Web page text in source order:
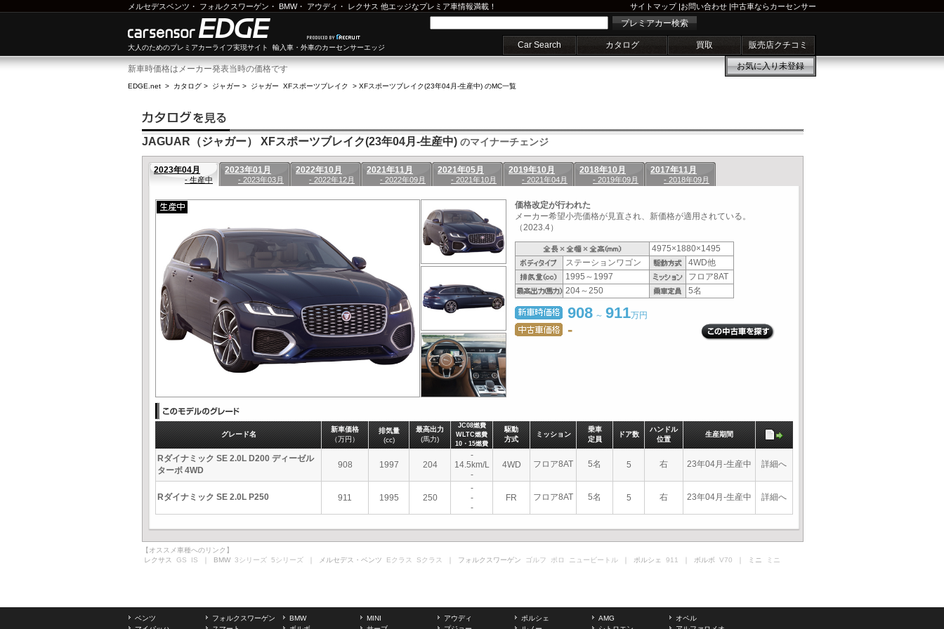
メルセデスベンツ ・ フォルクスワーゲン ・ BMW・ アウディ ・ レクサス 他エッジなプレミア車情報満載！ サイトマップ|お問い合わせ |中古車ならカーセンサー
大人のためのプレミアカーライフ実現サイト 輸入車・外車のカーセンサーエッジ
プレミアカー検索
Car Search カタログ 買取 販売店クチコミ
お気に入り未登録
新車時価格はメーカー発表当時の価格です
EDGE.net > カタログ > ジャガー > ジャガー XFスポーツブレイク > XFスポーツブレイク(23年04月-生産中) のMC一覧
JAGUAR（ジャガー） XFスポーツブレイク(23年04月-生産中) のマイナーチェンジ
2023年04月
- 生産中
2023年01月
- 2023年03月
2022年10月
- 2022年12月
2021年11月
- 2022年09月
2021年05月
- 2021年10月
2019年10月
- 2021年04月
2018年10月
- 2019年09月
2017年11月
- 2018年09月
価格改定が行われた
メーカー希望小売価格が見直され、新価格が適用されている。
（2023.4）
4975×1880×1495
ステーションワゴン
4WD他
1995～1997
フロア8AT
204～250
5名
908 ～ 911万円
-
グレード名
新車価格
（万円）
排気量
(cc)
最高出力
(馬力)
JC08燃費
WLTC燃費
10・15燃費
駆動
方式
ミッション
乗車
定員
ドア数
ハンドル
位置
生産期間
Rダイナミック SE 2.0L D200 ディーゼル
ターボ 4WD
908 1997 204
-
14.5km/L
-
4WD フロア8AT 5名 5 右 23年04月-生産中 詳細へ
Rダイナミック SE 2.0L P250 911 1995 250
-
-
-
FR フロア8AT 5名 5 右 23年04月-生産中 詳細へ
【オススメ車種へのリンク】
レクサス GS IS ｜ BMW 3シリーズ 5シリーズ ｜ メルセデス・ベンツ Eクラス Sクラス ｜ フォルクスワーゲン ゴルフ ポロ ニュービートル ｜ ポルシェ 911 ｜ ボルボ V70 ｜ ミニ ミニ
ベンツ フォルクスワーゲン BMW MINI アウディ ポルシェ AMG
オペル